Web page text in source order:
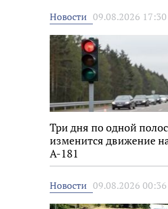
Новости 09.08.2026 17:30
Три дня по одной
изменится движение
А-181
Новости 09.08.2026 00:36